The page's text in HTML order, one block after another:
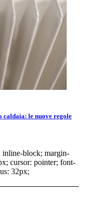
le nuove regole
inline-block; margin-
cursor: pointer; font-
32px;